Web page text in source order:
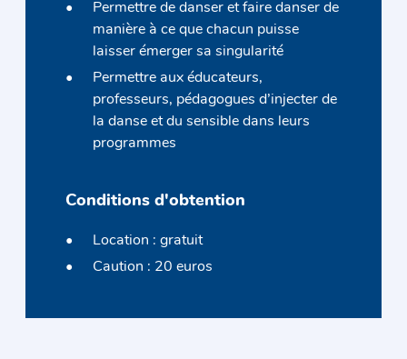
Permettre de danser et faire danser de
manière à ce que chacun puisse
laisser émerger sa singularité
Permettre aux éducateurs,
professeurs, pédagogues d’injecter de
la danse et du sensible dans leurs
programmes
Conditions d'obtention
Location : gratuit
Caution : 20 euros